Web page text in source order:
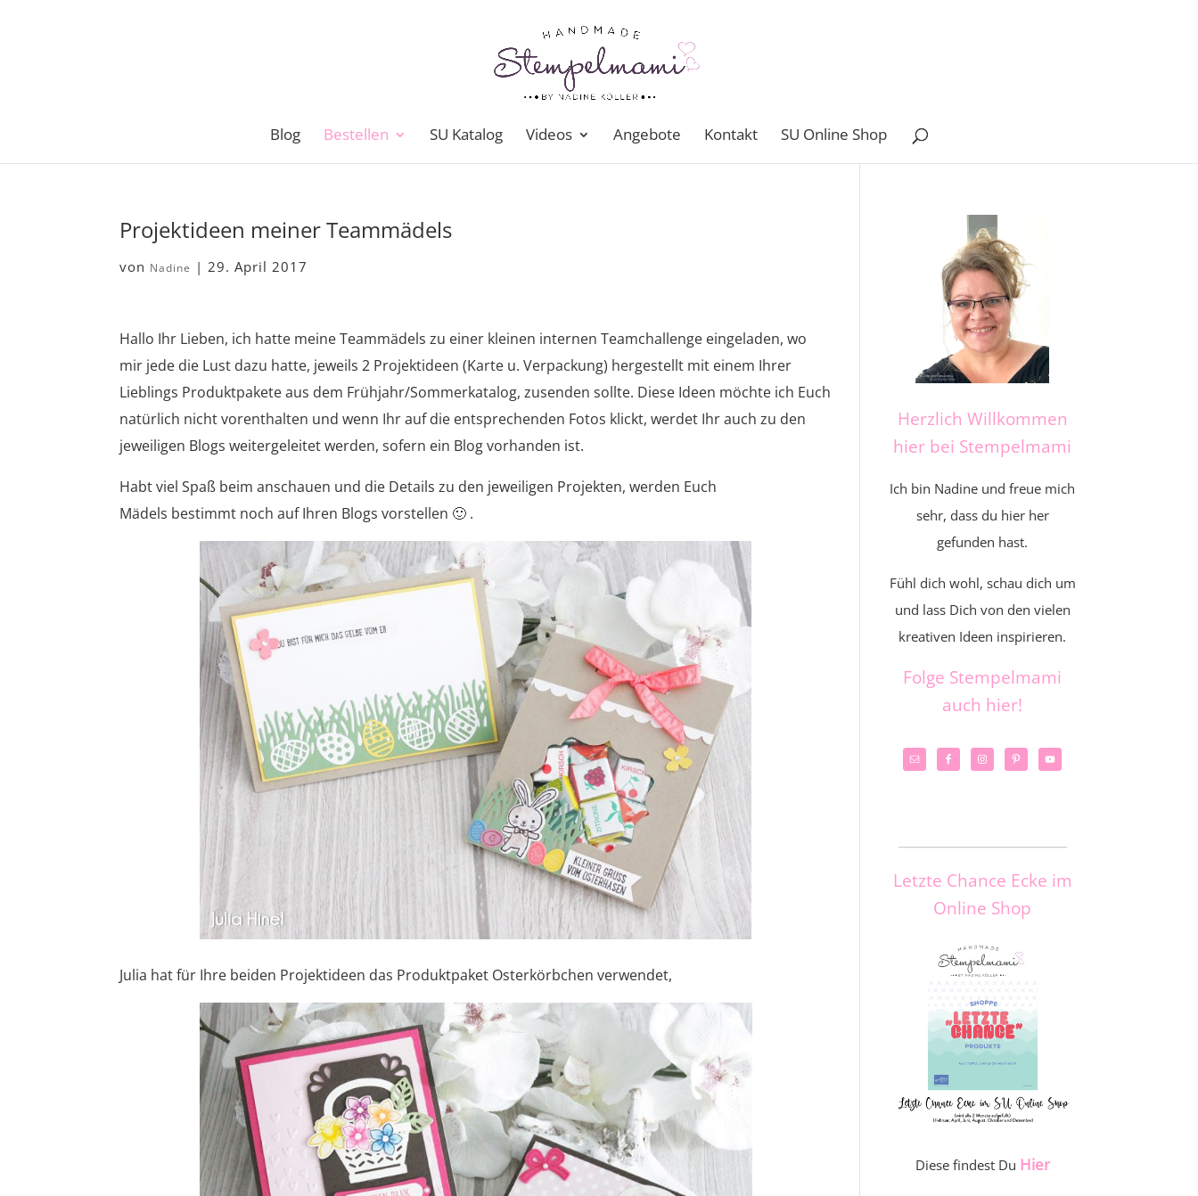
Blog Bestellen SU Katalog Videos Angebote Kontakt SU Online Shop
Projektideen meiner Teammädels
von Nadine |29. April 2017
Hallo Ihr Lieben, ich hatte meine Teammädels zu einer kleinen internen Teamchallenge eingeladen, wo
mir jede die Lust dazu hatte, jeweils 2 Projektideen (Karte u. Verpackung) hergestellt mit einem Ihrer
Lieblings Produktpakete aus dem Frühjahr/Sommerkatalog, zusenden sollte. Diese Ideen möchte ich Euch
natürlich nicht vorenthalten und wenn Ihr auf die entsprechenden Fotos klickt, werdet Ihr auch zu den
jeweiligen Blogs weitergeleitet werden, sofern ein Blog vorhanden ist.
Habt viel Spaß beim anschauen und die Details zu den jeweiligen Projekten, werden Euch
Mädels bestimmt noch auf Ihren Blogs vorstellen 🙂 .
Julia hat für Ihre beiden Projektideen das Produktpaket Osterkörbchen verwendet,
Herzlich Willkommen
hier bei Stempelmami
Ich bin Nadine und freue mich
sehr, dass du hier her
gefunden hast.
Fühl dich wohl, schau dich um
und lass Dich von den vielen
kreativen Ideen inspirieren.
Folge Stempelmami
auch hier!
Letzte Chance Ecke im
Online Shop
Diese findest Du Hier